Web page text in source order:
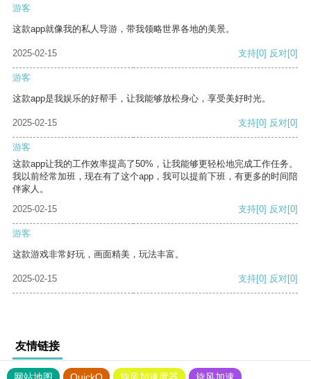
游客
这款app就像我的私人导游，带我领略世界各地的美景。
2025-02-15 支持[0] 反对[0]
游客
这款app是我娱乐的好帮手，让我能够放松身心，享受美好时光。
2025-02-15 支持[0] 反对[0]
游客
这款app让我的工作效率提高了50%，让我能够更轻松地完成工作任务。
我以前经常加班，现在有了这个app，我可以提前下班，有更多的时间陪
伴家人。
2025-02-15
支持[0] 反对[0]
游客
这款游戏非常好玩，画面精美，玩法丰富。
2025-02-15 支持[0] 反对[0]
友情链接